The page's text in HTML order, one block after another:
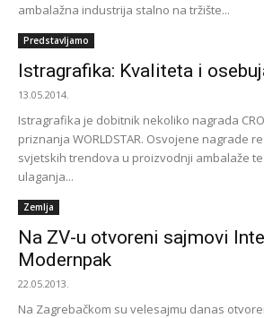
ambalažna industrija stalno na tržište...
Predstavljamo
Istragrafika: Kvaliteta i
13.05.2014.
Istragrafika je dobitnik nekoliko nagrada
priznanja WORLDSTAR. Osvojene nagrade
svjetskih trendova u proizvodnji ambalaže
ulaganja...
Zemlja
Na ZV-u otvoreni sajmovi
Modernpak
22.05.2013.
Na Zagrebačkom su velesajmu danas